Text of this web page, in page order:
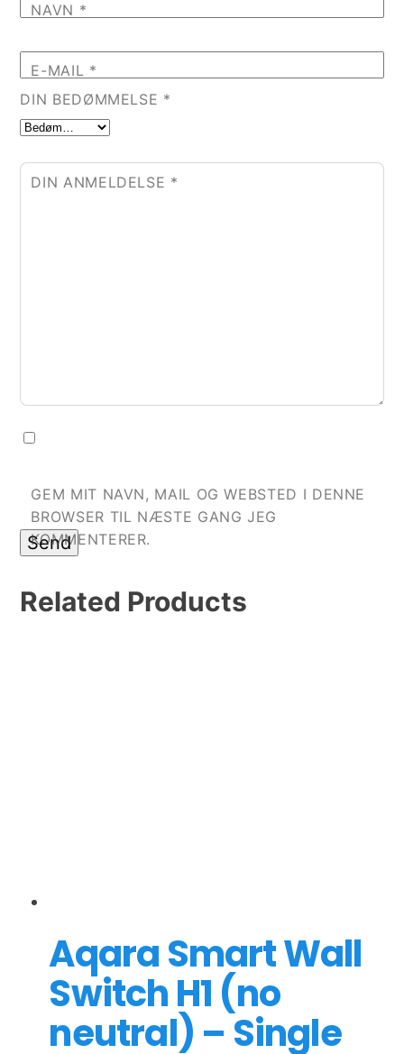
NAVN *
E-MAIL *
DIN BEDØMMELSE *
DIN ANMELDELSE *
GEM MIT NAVN, MAIL OG WEBSTED I DENNE
BROWSER TIL NÆSTE GANG JEG
KOMMENTERER.
Related Products
Aqara Smart Wall
Switch H1 (no
neutral) – Single